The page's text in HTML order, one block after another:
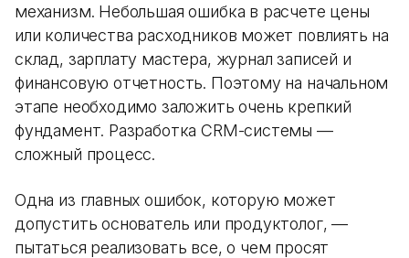
механизм. Небольшая ошибка в расчете цены
или количества расходников может повлиять на
склад, зарплату мастера, журнал записей и
финансовую отчетность. Поэтому на начальном
этапе необходимо заложить очень крепкий
фундамент. Разработка CRM-системы —
сложный процесс.
Одна из главных ошибок, которую может
допустить основатель или продуктолог, —
пытаться реализовать все, о чем просят